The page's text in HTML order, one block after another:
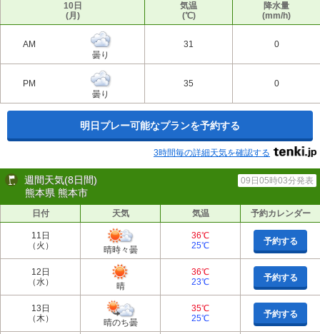
10日
(月)
気温
(℃)
降水量
(mm/h)
AM
曇り
31 0
PM
曇り
35 0
明日プレー可能なプランを予約する
3時間毎の詳細天気を確認する
週間天気(8日間)
熊本県 熊本市
09日05時03分発表
日付 天気 気温 予約カレンダー
11日
（火）
晴時々曇
36℃
25℃
予約する
12日
（水）
晴
36℃
23℃
予約する
13日
（木）
晴のち曇
35℃
25℃
予約する